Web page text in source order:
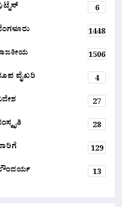
6
1448
1506
ವೈಖರಿ
4
27
28
129
13